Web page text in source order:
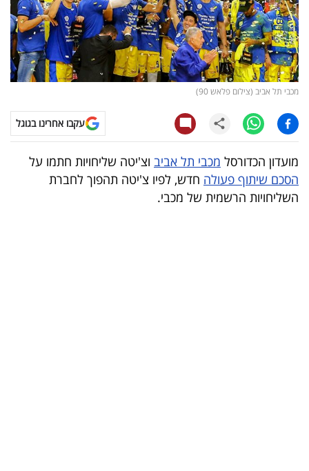
רכילות
עסקית
קריפטו
ויראלי
טלוויזיה
עסקי
ספורט
מכבי תל אביב (צילום פלאש 90)
עקבו אחרינו בגוגל
מועדון הכדורסל מכבי תל אביב וצ'יטה שליחויות חתמו על
הסכם שיתוף פעולה חדש, לפיו צ'יטה תהפוך לחברת
השליחויות הרשמית של מכבי.